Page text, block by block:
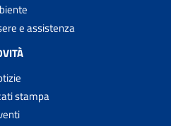
formati all'estero
o resti mortali all'estero
ceneri o resti mortali
e assistenza
stampa